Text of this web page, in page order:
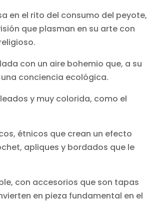
en el rito del consumo del peyote,
que plasman en su arte con
con un aire bohemio que, a su
conciencia ecológica.
y muy colorida, como el
étnicos que crean un efecto
apliques y bordados que le
con accesorios que son tapas
en pieza fundamental en el